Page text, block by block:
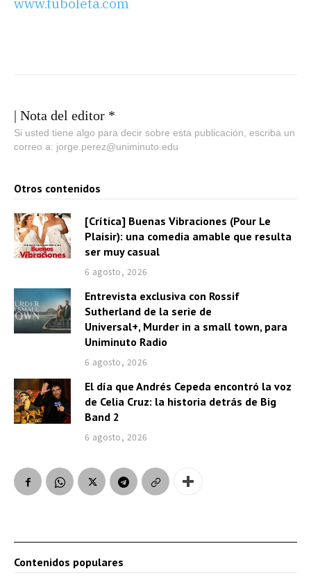
www.tuboleta.com
| Nota del editor *
Si usted tiene algo para decir sobre esta publicación, escriba un
correo a: jorge.perez@uniminuto.edu
Otros contenidos
[Crítica] Buenas Vibraciones (Pour Le
Plaisir): una comedia amable que resulta
ser muy casual
6 agosto, 2026
Entrevista exclusiva con Rossif
Sutherland de la serie de
Universal+, Murder in a small town, para
Uniminuto Radio
6 agosto, 2026
El día que Andrés Cepeda encontró la voz
de Celia Cruz: la historia detrás de Big
Band 2
6 agosto, 2026
Contenidos populares